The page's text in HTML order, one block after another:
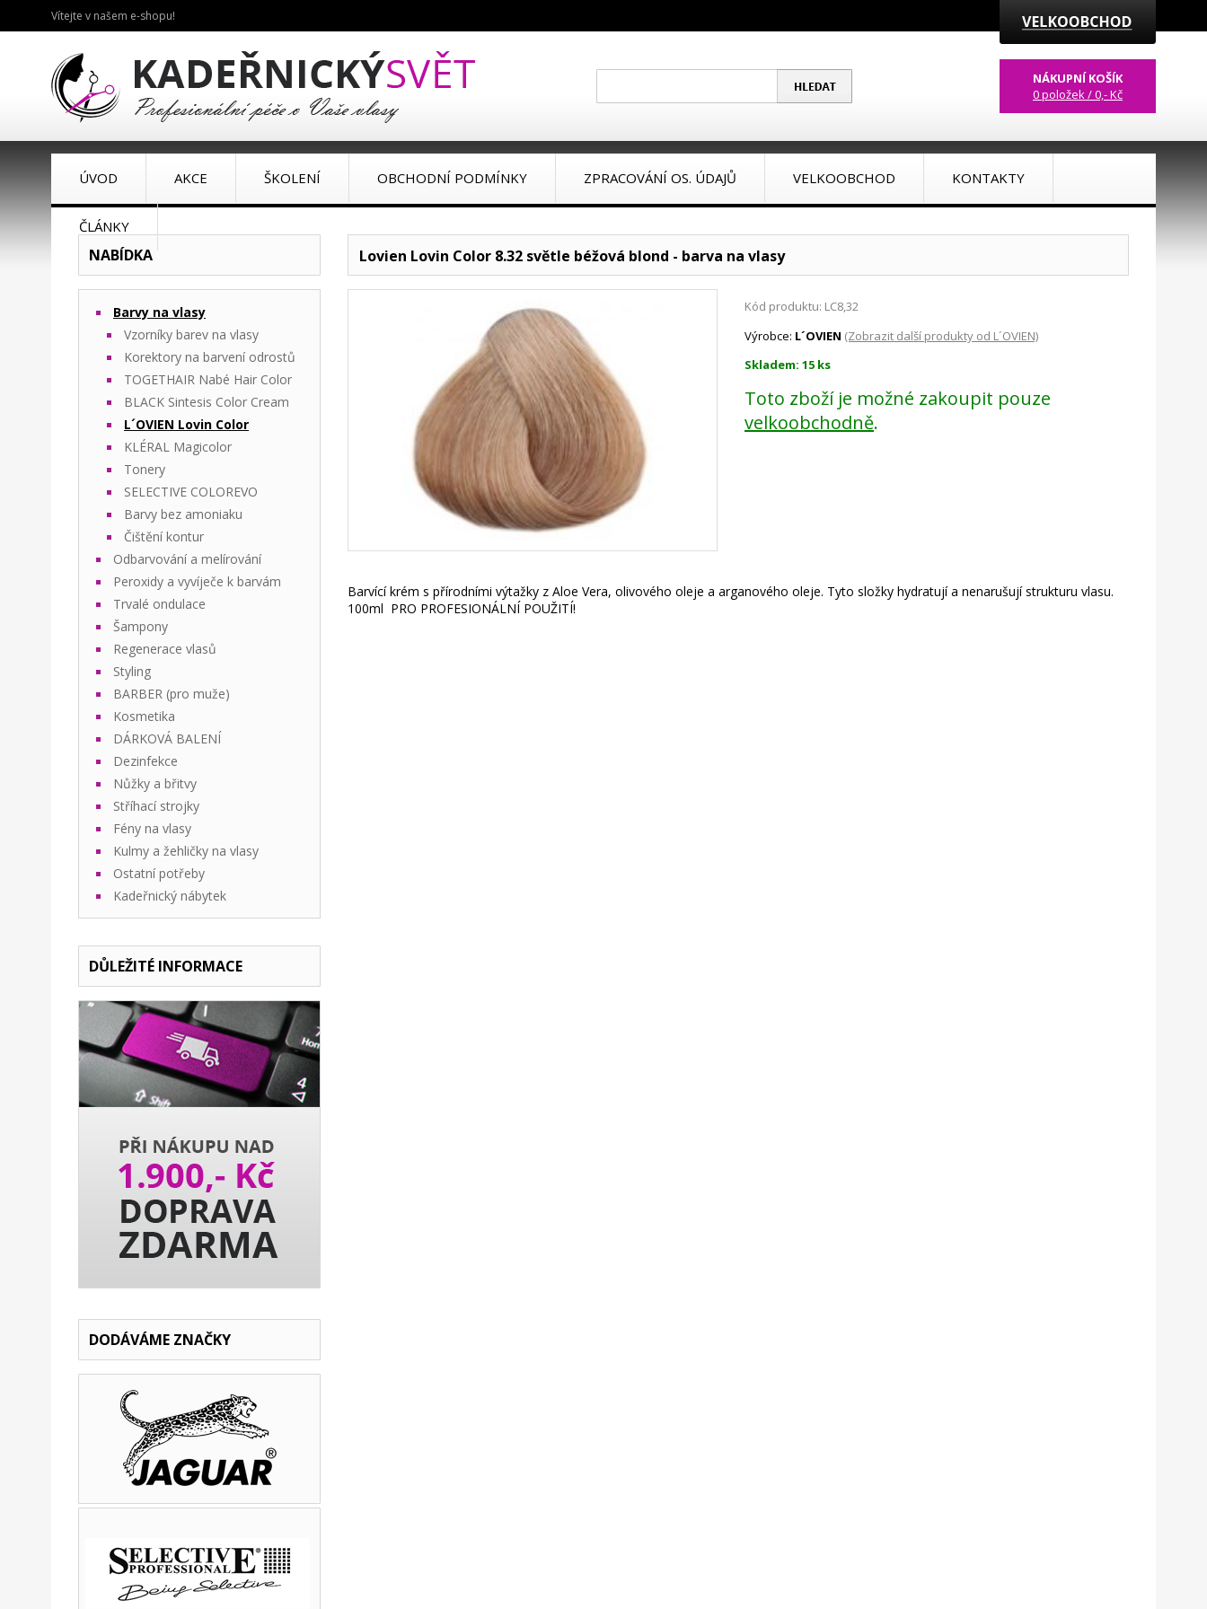
Vítejte v našem e-shopu!
NÁKUPNÍ KOŠÍK
0 položek / 0,- Kč
ÚVOD AKCE ŠKOLENÍ OBCHODNÍ PODMÍNKY ZPRACOVÁNÍ OS. ÚDAJŮ VELKOOBCHOD KONTAKTY
ČLÁNKY
NABÍDKA
Barvy na vlasy
Vzorníky barev na vlasy
Korektory na barvení odrostů
TOGETHAIR Nabé Hair Color
BLACK Sintesis Color Cream
L´OVIEN Lovin Color
KLÉRAL Magicolor
Tonery
SELECTIVE COLOREVO
Barvy bez amoniaku
Čištění kontur
Odbarvování a melírování
Peroxidy a vyvíječe k barvám
Trvalé ondulace
Šampony
Regenerace vlasů
Styling
BARBER (pro muže)
Kosmetika
DÁRKOVÁ BALENÍ
Dezinfekce
Nůžky a břitvy
Stříhací strojky
Fény na vlasy
Kulmy a žehličky na vlasy
Ostatní potřeby
Kadeřnický nábytek
DŮLEŽITÉ INFORMACE
DODÁVÁME ZNAČKY
Lovien Lovin Color 8.32 světle béžová blond - barva na vlasy
Kód produktu: LC8,32
Výrobce: L´OVIEN (Zobrazit další produkty od L´OVIEN)
Skladem: 15 ks
Toto zboží je možné zakoupit pouze
velkoobchodně.
Barvící krém s přírodními výtažky z Aloe Vera, olivového oleje a arganového oleje. Tyto složky hydratují a nenarušují strukturu vlasu.
100ml PRO PROFESIONÁLNÍ POUŽITÍ!